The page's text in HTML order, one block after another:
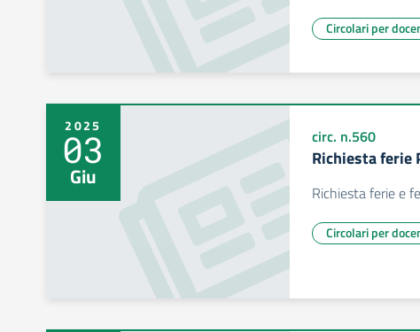
Circolari per
2025
03
Giu
circ. n.560
Richiesta ferie
Richiesta ferie e
Circolari per